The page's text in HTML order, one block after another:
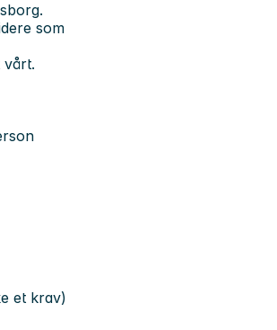
som
vårt.
et krav)